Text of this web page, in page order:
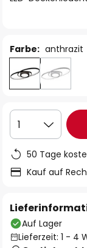
Farbe: anthrazit
1
50 Tage
Kauf auf
Auf Lager
Lieferzeit: 1 - 4